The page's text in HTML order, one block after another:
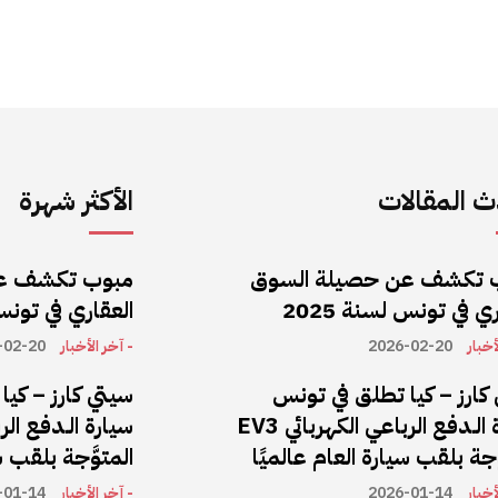
الأكثر شهرة
مبوب تكشف
العقاري في تونس
- آخر الأخبار 20
سيتي كارز –
المتوَّجة بلقب
- آخر الأخبار 14
المقالات
تكشف عن حصيلة السوق
في تونس لسنة 2025
2026-02-20
– كيا تطلق في تونس
سيارة الـدفع الرباعي الكهربائي EV3
بلقب سيارة العام عالميًا
2026-01-14